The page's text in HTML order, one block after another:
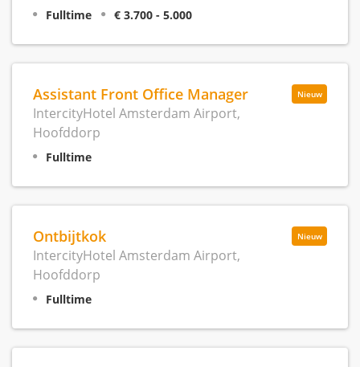
Fulltime € 3.700 - 5.000
Nieuw
Assistant Front Office Manager
IntercityHotel Amsterdam Airport,
Hoofddorp
Fulltime
Nieuw
Ontbijtkok
IntercityHotel Amsterdam Airport,
Hoofddorp
Fulltime